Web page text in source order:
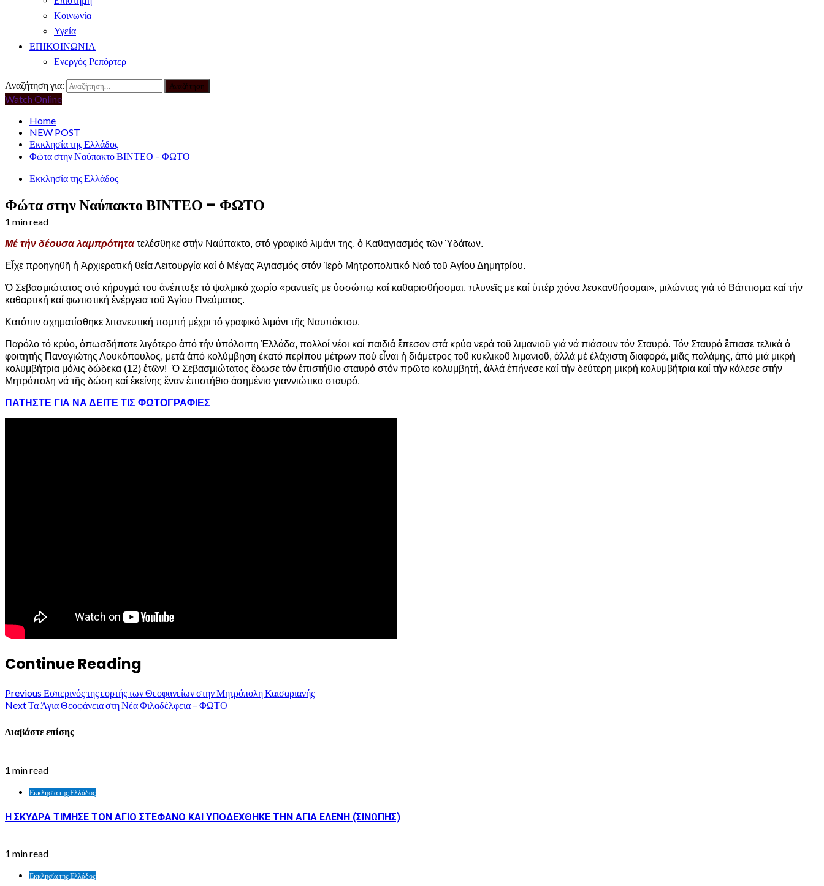
Κοινωνία
Υγεία
ΕΠΙΚΟΙΝΩΝΙΑ
Ενεργός Ρεπόρτερ
Αναζήτηση για:
Watch Online
Home
NEW POST
Εκκλησία της Ελλάδος
Φώτα στην Ναύπακτο ΒΙΝΤΕΟ – ΦΩΤΟ
Εκκλησία της Ελλάδος
Φώτα στην Ναύπακτο ΒΙΝΤΕΟ – ΦΩΤΟ
1 min read
Μέ τήν δέουσα λαμπρότητα τελέσθηκε στήν Ναύπακτο, στό γραφικό λιμάνι της, ὁ Καθαγιασμός τῶν Ὑδάτων.
Εἶχε προηγηθῆ ἡ Ἀρχιερατική θεία Λειτουργία καί ὁ Μέγας Ἁγιασμός στόν Ἱερὸ Μητροπολιτικό Ναό τοῦ Ἁγίου Δημητρίου.
Ὁ Σεβασμιώτατος στό κήρυγμά του ἀνέπτυξε τό ψαλμικό χωρίο «ραντιεῖς με ὑσσώπῳ καί καθαρισθήσομαι, πλυνεῖς με καί ὑπέρ χιόνα λευκανθήσομαι», μιλώντας γιά τό Βάπτισμα καί τήν
καθαρτική καί φωτιστική ἐνέργεια τοῦ Ἁγίου Πνεύματος.
Κατόπιν σχηματίσθηκε λιτανευτική πομπή μέχρι τό γραφικό λιμάνι τῆς Ναυπάκτου.
Παρόλο τό κρύο, ὁπωσδήποτε λιγότερο ἀπό τήν ὑπόλοιπη Ἑλλάδα, πολλοί νέοι καί παιδιά ἔπεσαν στά κρύα νερά τοῦ λιμανιοῦ γιά νά πιάσουν τόν Σταυρό. Τόν Σταυρό ἔπιασε τελικά ὁ
φοιτητής Παναγιώτης Λουκόπουλος, μετά ἀπό κολύμβηση ἑκατό περίπου μέτρων πού εἶναι ἡ διάμετρος τοῦ κυκλικοῦ λιμανιοῦ, ἀλλά μέ ἐλάχιστη διαφορά, μιᾶς παλάμης, ἀπό μιά μικρή
κολυμβήτρια μόλις δώδεκα (12) ἐτῶν! Ὁ Σεβασμιώτατος ἔδωσε τόν ἐπιστήθιο σταυρό στόν πρῶτο κολυμβητή, ἀλλά ἐπήνεσε καί τήν δεύτερη μικρή κολυμβήτρια καί τήν κάλεσε στήν
Μητρόπολη νά τῆς δώση καί ἐκείνης ἕναν ἐπιστήθιο ἀσημένιο γιαννιώτικο σταυρό.
ΠΑΤΗΣΤΕ ΓΙΑ ΝΑ ΔΕΙΤΕ ΤΙΣ ΦΩΤΟΓΡΑΦΙΕΣ
Continue Reading
Previous Εσπερινός της εορτής των Θεοφανείων στην Μητρόπολη Καισαριανής
NextΤα Άγια Θεοφάνεια στη Νέα Φιλαδέλφεια – ΦΩΤΟ
Διαβάστε επίσης
1 min read
Εκκλησία της Ελλάδος
Η ΣΚΥΔΡΑ ΤΙΜΗΣΕ ΤΟΝ ΑΓΙΟ ΣΤΕΦΑΝΟ ΚΑΙ ΥΠΟΔΕΧΘΗΚΕ ΤΗΝ ΑΓΙΑ ΕΛΕΝΗ (ΣΙΝΩΠΗΣ)
1 min read
Εκκλησία της Ελλάδος